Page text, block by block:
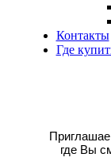
Контакты
Где
где Вы